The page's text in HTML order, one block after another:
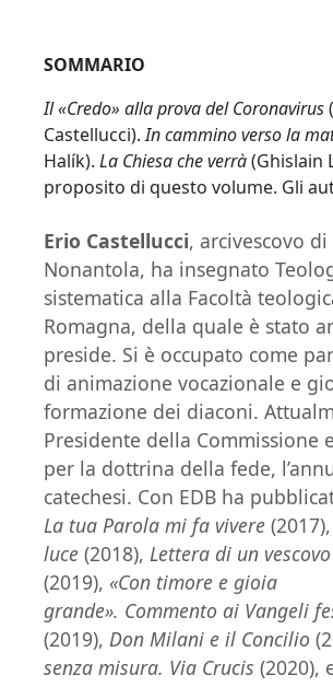
SOMMARIO
Il «Credo» alla prova del Coronavirus
Castellucci).In cammino verso la
Halík). La Chiesa che verrà(Ghislain
proposito di questo volume. Gli
Erio Castellucci, arcivescovo
Nonantola, ha insegnato
sistematica alla Facoltà
Romagna, della quale è stato
preside. Si è occupato come
di animazione vocazionale e
formazione dei diaconi.
Presidente della Commissione
per la dottrina della fede,
catechesi. Con EDB ha
La tua Parola mi fa vivere
luce (2018), Lettera di un
(2019), «Con timore e gioia
grande». Commento ai Vangeli
(2019), Don Milani e il Concilio
senza misura. Via Crucis (2020),